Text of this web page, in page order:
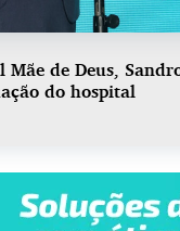
de Deus,
do hospital